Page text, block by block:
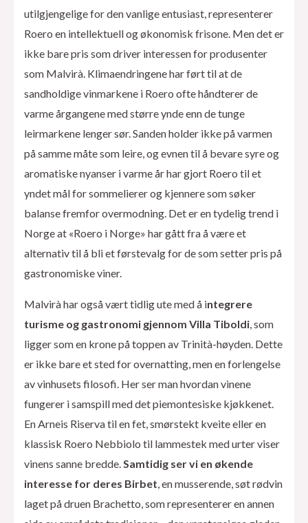
utilgjengelige for den vanlige entusiast, representerer
Roero en intellektuell og økonomisk frisone. Men det er
ikke bare pris som driver interessen for produsenter
som Malvirà. Klimaendringene har ført til at de
sandholdige vinmarkene i Roero ofte håndterer de
varme årgangene med større ynde enn de tunge
leirmarkene lenger sør. Sanden holder ikke på varmen
på samme måte som leire, og evnen til å bevare syre og
aromatiske nyanser i varme år har gjort Roero til et
yndet mål for sommelierer og kjennere som søker
balanse fremfor overmodning. Det er en tydelig trend i
Norge at «Roero i Norge» har gått fra å være et
alternativ til å bli et førstevalg for de som setter pris på
gastronomiske viner.
Malvirà har også vært tidlig ute med å integrere
turisme og gastronomi gjennom Villa Tiboldi , som
ligger som en krone på toppen av Trinità-høyden. Dette
er ikke bare et sted for overnatting, men en forlengelse
av vinhusets filosofi. Her ser man hvordan vinene
fungerer i samspill med det piemontesiske kjøkkenet.
En Arneis Riserva til en fet, smørstekt kveite eller en
klassisk Roero Nebbiolo til lammestek med urter viser
vinens sanne bredde. Samtidig ser vi en økende
interesse for deres Birbet , en musserende, søt rødvin
laget på druen Brachetto, som representerer en annen